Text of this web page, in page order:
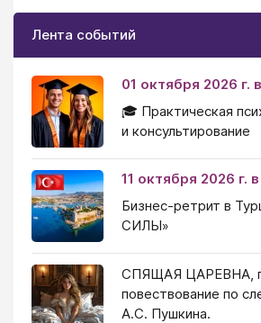
Лента событий
01 октября 2026 г.
🎓 Практическая
и консультирование
11 октября 2026 г.
Бизнес-ретрит в
СИЛЫ»
СПЯЩАЯ ЦАРЕВНА,
повествование по
А.С. Пушкина.